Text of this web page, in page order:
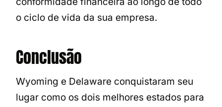
o ciclo de vida da sua empresa.
Conclusão
Wyoming e Delaware conquistaram seu
lugar como os dois melhores estados para